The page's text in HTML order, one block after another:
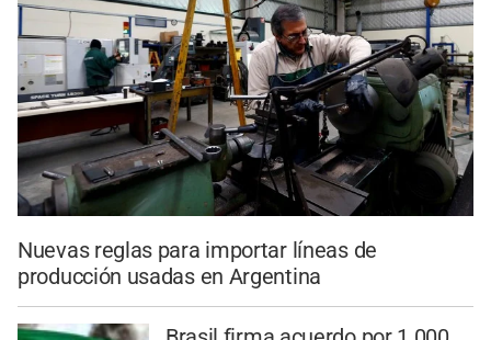
Nuevas reglas para importar líneas de
producción usadas en Argentina